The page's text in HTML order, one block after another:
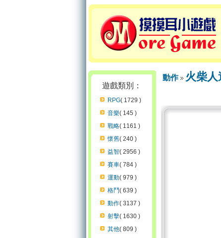
遊戲類別：
RPG( 1729 )
音樂( 145 )
戰略( 1161 )
懷舊( 240 )
益智( 2956 )
賽車( 784 )
運動( 979 )
格鬥( 639 )
動作( 3137 )
射擊( 1630 )
其他( 809 )
動作 火柴